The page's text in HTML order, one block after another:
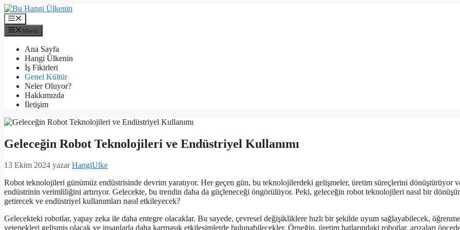
İçeriğe
atla
Menü
Menü
Ana Sayfa
Hangi Ülkenin
İş Fikirleri
Genel Kültür
Neler Oluyor?
Hakkımızda
İletişim
Geleceğin Robot Teknolojileri ve Endüstriyel Kullanımı
13 Ekim 2024 yazarHangiUlke
Robot teknolojileri günümüz endüstrisinde devrim yaratıyor. Her geçen gün, bu teknolojilerdeki gelişmeler, üretim süreçlerini dönüştürüyor
endüstrinin verimliliğini artırıyor. Gelecekte, bu trendin daha da güçleneceği öngörülüyor. Peki, geleceğin robot teknolojileri nasıl bir
getirecek ve endüstriyel kullanımları nasıl etkileyecek?
Gelecekteki robotlar, yapay zeka ile daha entegre olacaklar. Bu sayede, çevresel değişikliklere hızlı bir şekilde uyum sağlayabilecek, öğrenme
yetenekleri gelişmiş olacak ve insanlarla daha karmaşık etkileşimlerde bulunabilecekler. Örneğin, üretim hatlarındaki robotlar, arızaları